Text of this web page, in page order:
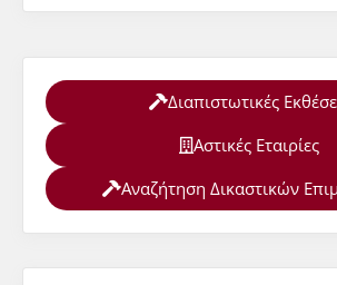
Διαπιστωτικές
Αστικές Εταιρίες
Αναζήτηση Δικαστικών